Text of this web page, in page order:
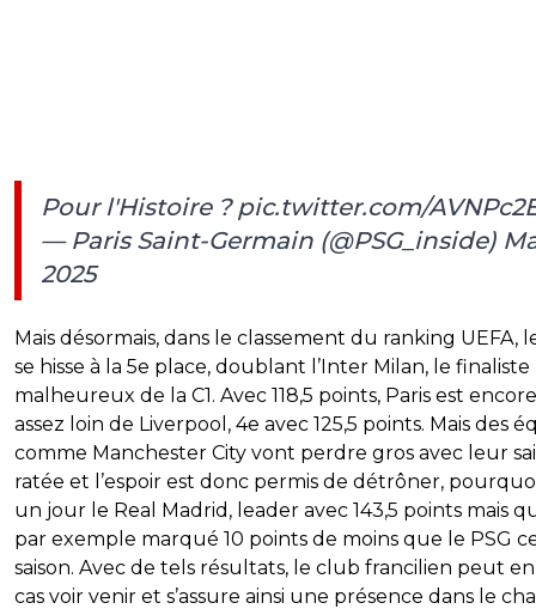
Pour l'Histoire ? pic.twitter.com/
— Paris Saint-Germain (@PSG_inside)
2025
Mais désormais, dans le classement du ranking UEFA,
se hisse à la 5e place, doublant l’Inter Milan, le finaliste
malheureux de la C1. Avec 118,5 points, Paris est encore
assez loin de Liverpool, 4e avec 125,5 points. Mais des
comme Manchester City vont perdre gros avec leur
ratée et l’espoir est donc permis de détrôner,
un jour le Real Madrid, leader avec 143,5 points mais
par exemple marqué 10 points de moins que le PSG
saison. Avec de tels résultats, le club francilien peut
cas voir venir et s’assure ainsi une présence dans le